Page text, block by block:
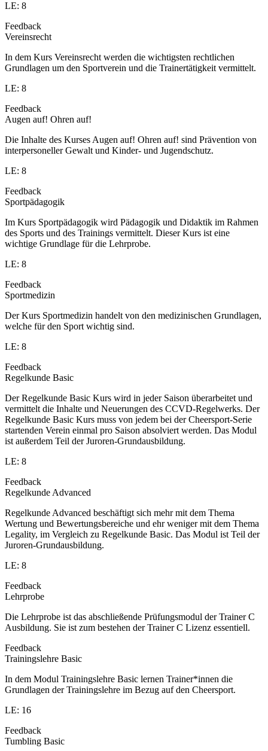
LE: 8
Feedback
Vereinsrecht
In dem Kurs Vereinsrecht werden die wichtigsten rechtlichen
Grundlagen um den Sportverein und die Trainertätigkeit vermittelt.
LE: 8
Feedback
Augen auf! Ohren auf!
Die Inhalte des Kurses Augen auf! Ohren auf! sind Prävention von
interpersoneller Gewalt und Kinder- und Jugendschutz.
LE: 8
Feedback
Sportpädagogik
Im Kurs Sportpädagogik wird Pädagogik und Didaktik im Rahmen
des Sports und des Trainings vermittelt. Dieser Kurs ist eine
wichtige Grundlage für die Lehrprobe.
LE: 8
Feedback
Sportmedizin
Der Kurs Sportmedizin handelt von den medizinischen Grundlagen,
welche für den Sport wichtig sind.
LE: 8
Feedback
Regelkunde Basic
Der Regelkunde Basic Kurs wird in jeder Saison überarbeitet und
vermittelt die Inhalte und Neuerungen des CCVD-Regelwerks. Der
Regelkunde Basic Kurs muss von jedem bei der Cheersport-Serie
startenden Verein einmal pro Saison absolviert werden. Das Modul
ist außerdem Teil der Juroren-Grundausbildung.
LE: 8
Feedback
Regelkunde Advanced
Regelkunde Advanced beschäftigt sich mehr mit dem Thema
Wertung und Bewertungsbereiche und ehr weniger mit dem Thema
Legality, im Vergleich zu Regelkunde Basic. Das Modul ist Teil der
Juroren-Grundausbildung.
LE: 8
Feedback
Lehrprobe
Die Lehrprobe ist das abschließende Prüfungsmodul der Trainer C
Ausbildung. Sie ist zum bestehen der Trainer C Lizenz essentiell.
Feedback
Trainingslehre Basic
In dem Modul Trainingslehre Basic lernen Trainer*innen die
Grundlagen der Trainingslehre im Bezug auf den Cheersport.
LE: 16
Feedback
Tumbling Basic